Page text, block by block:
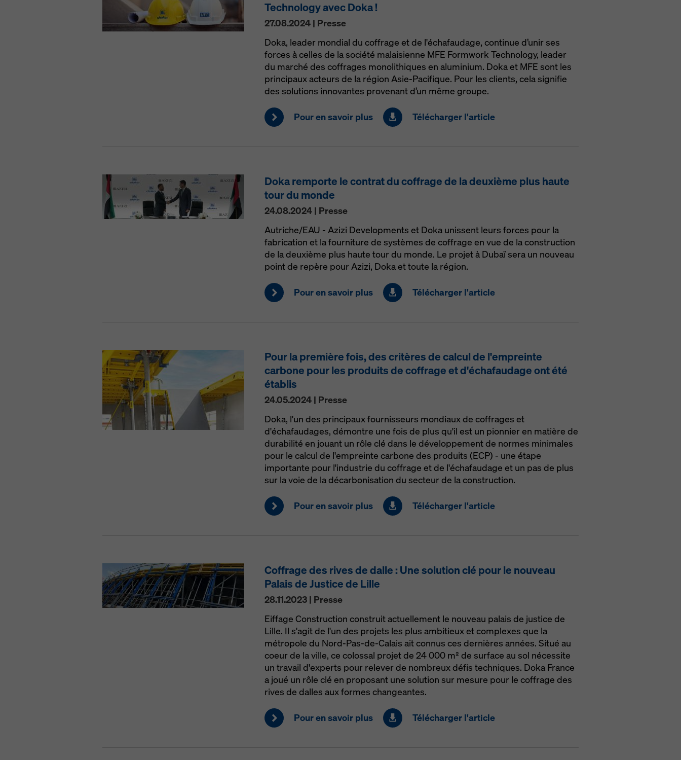
Technology avec Doka !
27.08.2024 | Presse
Doka, leader mondial du coffrage et de l'échafaudage, continue d’unir ses
forces à celles de la société malaisienne MFE Formwork Technology, leader
du marché des coffrages monolithiques en aluminium. Doka et MFE sont les
principaux acteurs de la région Asie-Pacifique. Pour les clients, cela signifie
des solutions innovantes provenant d’un même groupe.
Pour en savoir plus Télécharger l'article
Doka remporte le contrat du coffrage de la deuxième plus haute
tour du monde
24.08.2024 | Presse
Autriche/EAU - Azizi Developments et Doka unissent leurs forces pour la
fabrication et la fourniture de systèmes de coffrage en vue de la construction
de la deuxième plus haute tour du monde. Le projet à Dubaï sera un nouveau
point de repère pour Azizi, Doka et toute la région.
Pour en savoir plus Télécharger l'article
Pour la première fois, des critères de calcul de l'empreinte
carbone pour les produits de coffrage et d'échafaudage ont été
établis
24.05.2024 | Presse
Doka, l'un des principaux fournisseurs mondiaux de coffrages et
d'échafaudages, démontre une fois de plus qu'il est un pionnier en matière de
durabilité en jouant un rôle clé dans le développement de normes minimales
pour le calcul de l'empreinte carbone des produits (ECP) - une étape
importante pour l'industrie du coffrage et de l'échafaudage et un pas de plus
sur la voie de la décarbonisation du secteur de la construction.
Pour en savoir plus Télécharger l'article
Coffrage des rives de dalle : Une solution clé pour le nouveau
Palais de Justice de Lille
28.11.2023 | Presse
Eiffage Construction construit actuellement le nouveau palais de justice de
Lille. Il s'agit de l'un des projets les plus ambitieux et complexes que la
métropole du Nord-Pas-de-Calais ait connus ces dernières années. Situé au
coeur de la ville, ce colossal projet de 24 000 m² de surface au sol nécessite
un travail d'experts pour relever de nombreux défis techniques. Doka France
a joué un rôle clé en proposant une solution sur mesure pour le coffrage des
rives de dalles aux formes changeantes.
Pour en savoir plus Télécharger l'article